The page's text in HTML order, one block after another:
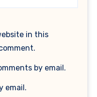
in this
by email.
email.